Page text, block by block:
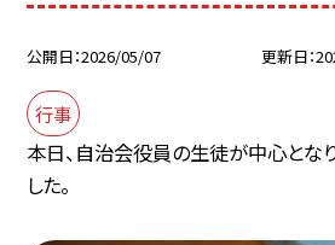
公開日 2026/05/07 更新日
行事
本日、自治会役員の生徒が中心とな
した。